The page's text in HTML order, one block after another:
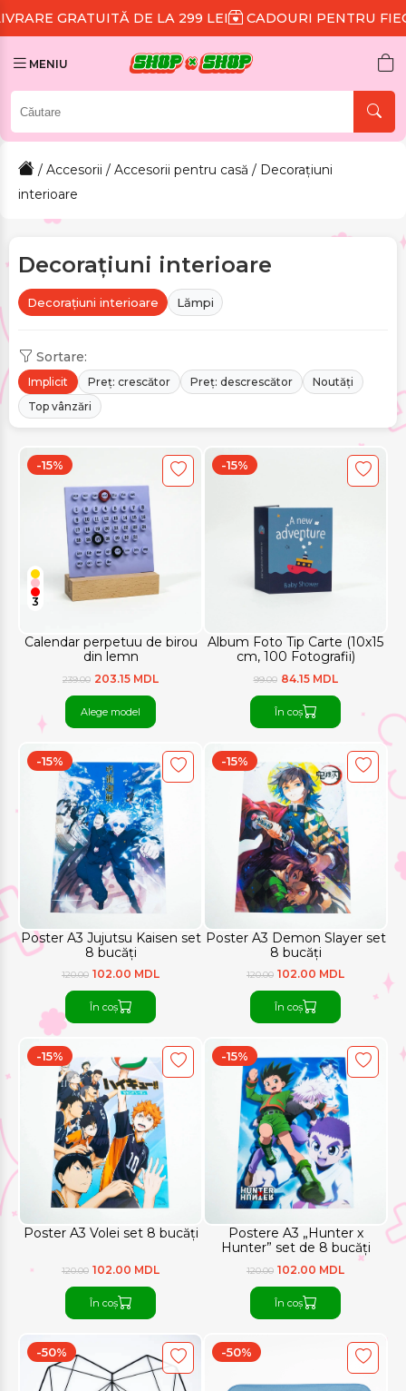
DE LA 299 LEI CADOURI PENTRU FIECARE
MENIU
/ Accesorii / Accesorii pentru casă / Decorațiuni
interioare
Decorațiuni interioare
Decorațiuni interioare Lămpi
Sortare:
Implicit Preț: crescător Preț: descrescător
Noutăți
Top vânzări
Calendar perpetuu de birou
din lemn
-15%
3
239.00 203.15 MDL
Alege model
Album Foto Tip Carte (10x15
cm, 100 Fotografii)
-15%
99.00 84.15 MDL
În coș
Poster A3 Jujutsu Kaisen set
8 bucăți
-15%
120.00 102.00 MDL
În coș
Poster A3 Demon Slayer set
8 bucăți
-15%
120.00 102.00 MDL
În coș
Poster A3 Volei set 8 bucăți
-15%
120.00 102.00 MDL
În coș
Postere A3 „Hunter x
Hunter” set de 8 bucăți
-15%
120.00 102.00 MDL
În coș
-50% -50%